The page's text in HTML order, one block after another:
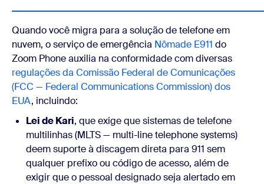
Quando você migra para a solução de telefone em
nuvem, o serviço de emergência Nômade E911 do
Zoom Phone auxilia na conformidade com diversas
regulações da Comissão Federal de Comunicações
(FCC — Federal Communications Commission) dos
EUA, incluindo:
Lei de Kari, que exige que sistemas de telefone
multilinhas (MLTS — multi-line telephone systems)
deem suporte à discagem direta para 911 sem
qualquer prefixo ou código de acesso, além de
exigir que o pessoal designado seja alertado em